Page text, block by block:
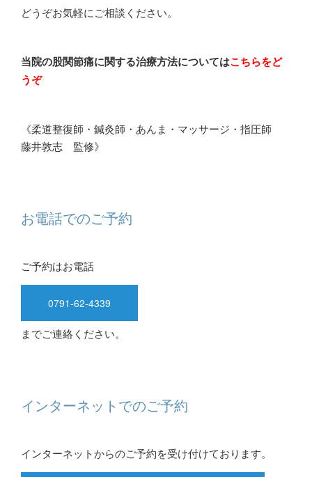
どうぞお気軽にご相談ください。
当院の股関節痛に関する治療方法についてはこちらをど
うぞ
《柔道整復師・鍼灸師・あんま・マッサージ・指圧師
藤井敦志 監修》
お電話でのご予約
ご予約はお電話
0791-62-4339
までご連絡ください。
インターネットでのご予約
インターネットからのご予約を受け付けております。